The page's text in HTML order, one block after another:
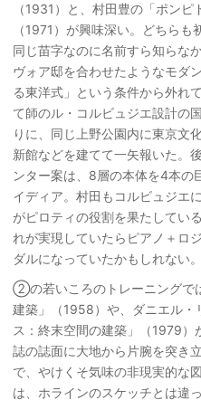
（1931）と、村田豊の「ポンピ
（1971）が興味深い。どちら
同じ苗字なのに名前すら知らな
ヴォア邸を合わせたようなモダ
る東洋式」という条件から外れ
て師のル・コルビュジエ設計の
りに、同じ上野公園内に東京文
新館などを建てて一矢報いた。
ンター案は、8層の本体を4本の
イディア。村田もコルビュジエ
がピロティの役割を果たしてい
れが実現していたらピアノ＋ロ
ダルになっていたかもしれない。
②の若いころのトレーニングで
建築」（1958）や、ダニエル・
ス：終末空間の建築」（1979
誌の誌面に大地から片腕を突き
で、やけくそ気味の非現実的な
は、ホラインのスケッチとは